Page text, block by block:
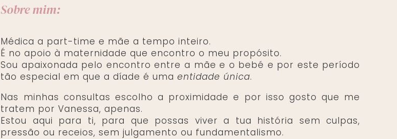
Sobre mim:
Médica a part-time e mãe a tempo inteiro.
É no apoio à maternidade que encontro o meu propósito.
Sou apaixonada pelo encontro entre a mãe e o bebé e por este período
tão especial em que a díade é umaentidade única.
Nas minhas consultas escolho a proximidade e por isso gosto que me
tratem por Vanessa, apenas.
Estou aqui para ti, para que possas viver a tua história sem culpas,
pressão ou receios, sem julgamento ou fundamentalismo.